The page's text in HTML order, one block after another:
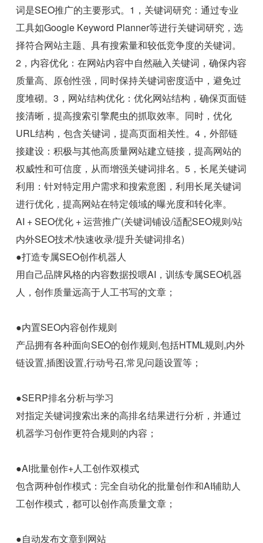
词是SEO推广的主要形式。1，关键词研究：通过专业
工具如Google Keyword Planner等进行关键词研究，选
择符合网站主题、具有搜索量和较低竞争度的关键词。
2，内容优化：在网站内容中自然融入关键词，确保内容
质量高、原创性强，同时保持关键词密度适中，避免过
度堆砌。3，网站结构优化：优化网站结构，确保页面链
接清晰，提高搜索引擎爬虫的抓取效率。同时，优化
URL结构，包含关键词，提高页面相关性。4，外部链
接建设：积极与其他高质量网站建立链接，提高网站的
权威性和可信度，从而增强关键词排名。5，长尾关键词
利用：针对特定用户需求和搜索意图，利用长尾关键词
进行优化，提高网站在特定领域的曝光度和转化率。
AI + SEO优化 + 运营推广(关键词铺设/适配SEO规则/站
内外SEO技术/快速收录/提升关键词排名)
●打造专属SEO创作机器人
用自己品牌风格的内容数据投喂AI，训练专属SEO机器
人，创作质量远高于人工书写的文章；
●内置SEO内容创作规则
产品拥有各种面向SEO的创作规则,包括HTML规则,内外
链设置,插图设置,行动号召,常见问题设置等；
●SERP排名分析与学习
对指定关键词搜索出来的高排名结果进行分析，并通过
机器学习创作更符合规则的内容；
●AI批量创作+人工创作双模式
包含两种创作模式：完全自动化的批量创作和AI辅助人
工创作模式，都可以创作高质量文章；
●自动发布文章到网站